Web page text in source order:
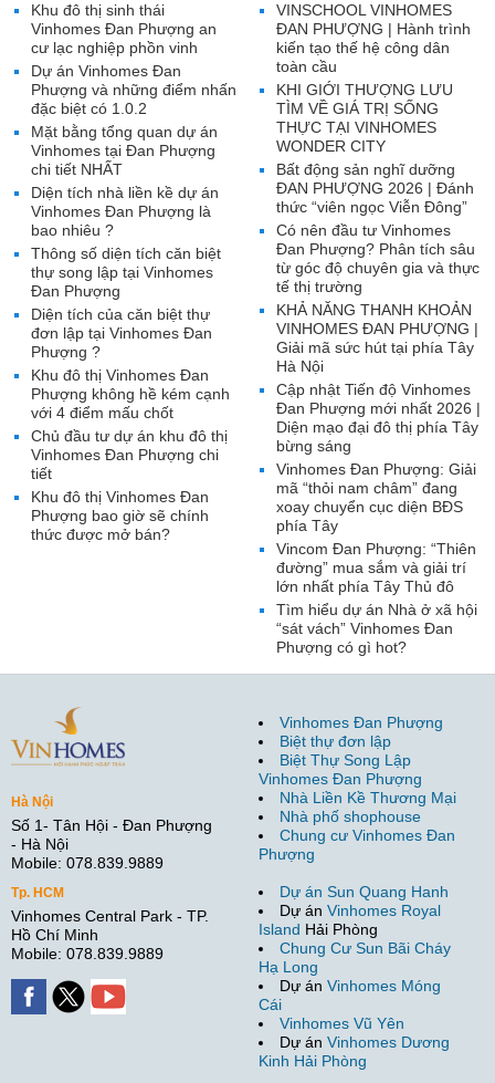
VINSCHOOL VINHOMES
ĐAN PHƯỢNG | Hành trình
kiến tạo thế hệ công dân
toàn cầu
KHI GIỚI THƯỢNG LƯU
TÌM VỀ GIÁ TRỊ SỐNG
THỰC TẠI VINHOMES
WONDER CITY
Bất động sản nghĩ dưỡng
ĐAN PHƯỢNG 2026 | Đánh
thức “viên ngọc Viễn Đông”
Có nên đầu tư Vinhomes
Đan Phượng? Phân tích sâu
từ góc độ chuyên gia và thực
tế thị trường
KHẢ NĂNG THANH KHOẢN
VINHOMES ĐAN PHƯỢNG |
Giải mã sức hút tại phía Tây
Hà Nội
Cập nhật Tiến độ Vinhomes
Đan Phượng mới nhất 2026 |
Diện mạo đại đô thị phía Tây
bừng sáng
Vinhomes Đan Phượng: Giải
mã “thỏi nam châm” đang
xoay chuyển cục diện BĐS
phía Tây
Vincom Đan Phượng: “Thiên
đường” mua sắm và giải trí
lớn nhất phía Tây Thủ đô
Tìm hiểu dự án Nhà ở xã hội
“sát vách” Vinhomes Đan
Phượng có gì hot?
Khu đô thị sinh thái
Vinhomes Đan Phượng an
cư lạc nghiệp phồn vinh
Dự án Vinhomes Đan
Phượng và những điểm nhấn
đặc biệt có 1.0.2
Mặt bằng tổng quan dự án
Vinhomes tại Đan Phượng
chi tiết NHẤT
Diện tích nhà liền kề dự án
Vinhomes Đan Phượng là
bao nhiêu ?
Thông số diện tích căn biệt
thự song lập tại Vinhomes
Đan Phượng
Diện tích của căn biệt thự
đơn lập tại Vinhomes Đan
Phượng ?
Khu đô thị Vinhomes Đan
Phượng không hề kém cạnh
với 4 điểm mấu chốt
Chủ đầu tư dự án khu đô thị
Vinhomes Đan Phượng chi
tiết
Khu đô thị Vinhomes Đan
Phượng bao giờ sẽ chính
thức được mở bán?
Hà Nội
Số 1- Tân Hội - Đan Phượng
- Hà Nội
Mobile: 078.839.9889
Tp. HCM
Vinhomes Central Park - TP.
Hồ Chí Minh
Mobile: 078.839.9889
Vinhomes Đan Phượng
Biệt thự đơn lập
Biệt Thự Song Lập
Vinhomes Đan Phượng
Nhà Liền Kề Thương Mại
Nhà phố shophouse
Chung cư Vinhomes Đan
Phượng
Dự án Sun Quang Hanh
Dự án Vinhomes Royal
Island Hải Phòng
Chung Cư Sun Bãi Cháy
Hạ Long
Dự án Vinhomes Móng
Cái
Vinhomes Vũ Yên
Dự án Vinhomes Dương
Kinh Hải Phòng